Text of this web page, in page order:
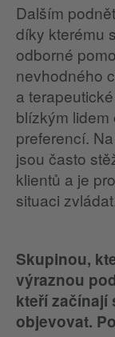
Dalším
díky kterému
odborné
nevhodného
a
blízkým
preferencí.
jsou často
klientů a je
situaci
Skupinou,
výraznou
kteří začínají
objevovat.